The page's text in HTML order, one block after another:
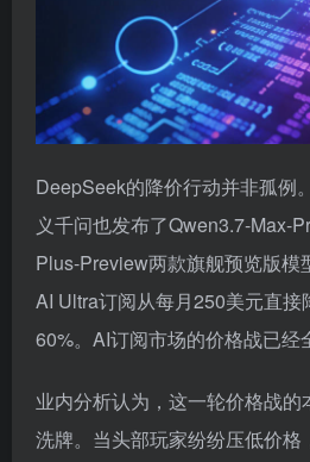
DeepSeek的降价行动并非孤例
义千问也发布了Qwen3.7-Max-
Plus-Preview两款旗舰预览版模
AI Ultra订阅从每月250美元直
60%。AI订阅市场的价格战已经
业内分析认为，这一轮价格战
洗牌。当头部玩家纷纷压低价格